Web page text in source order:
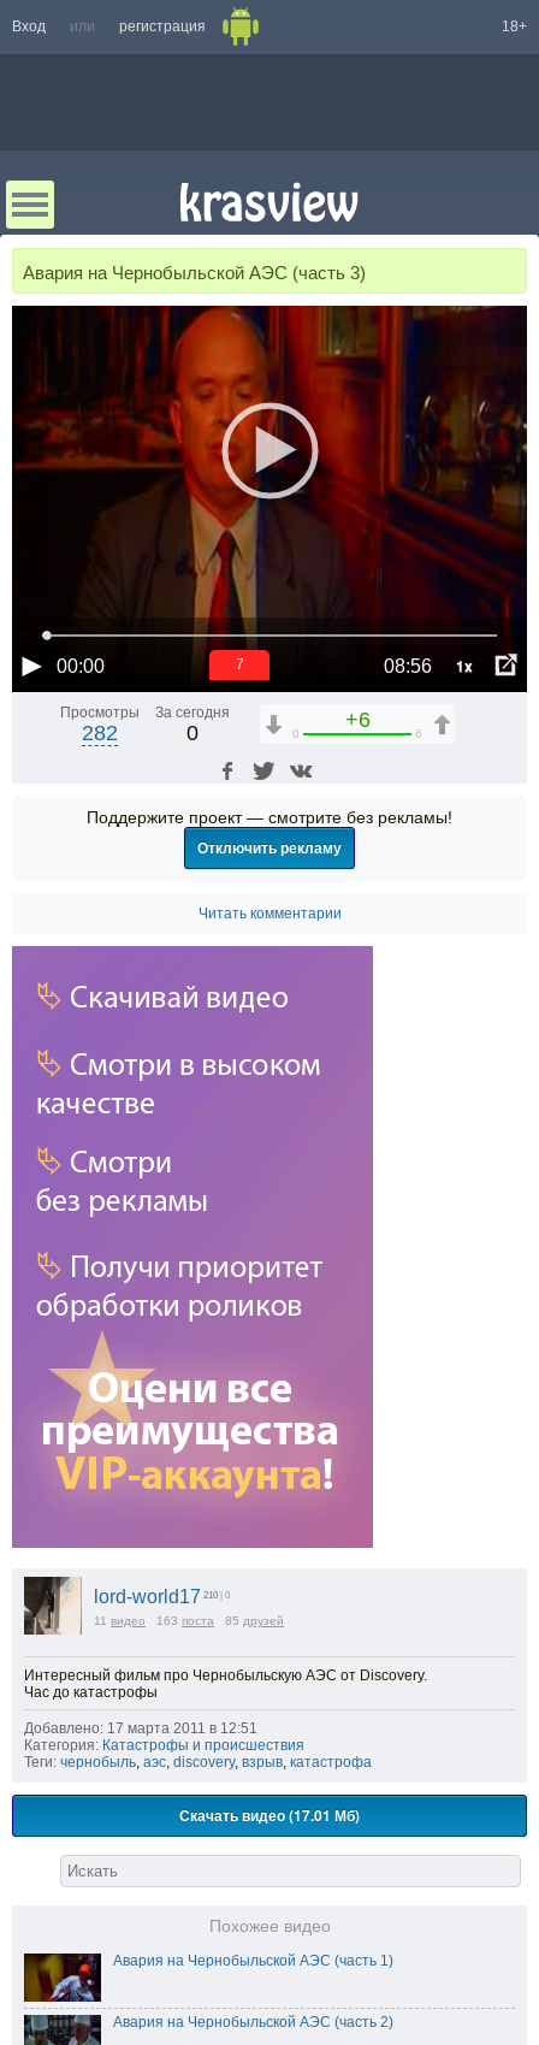
Вход или регистрация 18+
Авария на Чернобыльской АЭС (часть 3)
00:00 08:56 1x
6
Просмотры
282
За сегодня
0
+6
0 6
Поддержите проект — смотрите без рекламы!
Отключить рекламу
Читать комментарии
lord-world17 210 | 0
11 видео 163 поста 85 друзей
Интересный фильм про Чернобыльcкую АЭС от Discovery.
Час до катастрофы
Добавлено: 17 марта 2011 в 12:51
Категория: Катастрофы и происшествия
Теги: чернобыль аэс discovery, взрыв катастрофа
Скачать видео (17.01 Мб)
Похожее видео
Авария на Чернобыльской АЭС (часть 1)
Авария на Чернобыльской АЭС (часть 2)